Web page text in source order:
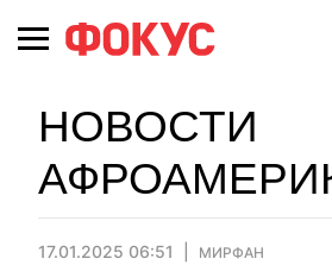
НОВОСТИ
17.01.2025 06:51 МИРФАН